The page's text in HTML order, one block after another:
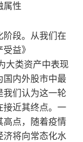
属性
阶段。从我们在
益》
大类资产中表现
国内外股市中最
我们认为这一轮
接近其终点。一
高点，随着疫情
济将向常态化水